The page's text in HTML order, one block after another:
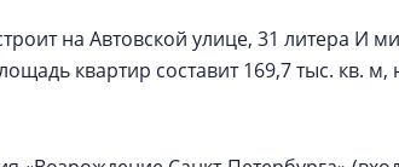
на Автовской улице, 31 литера И
квартир составит 169,7 тыс. кв. м,